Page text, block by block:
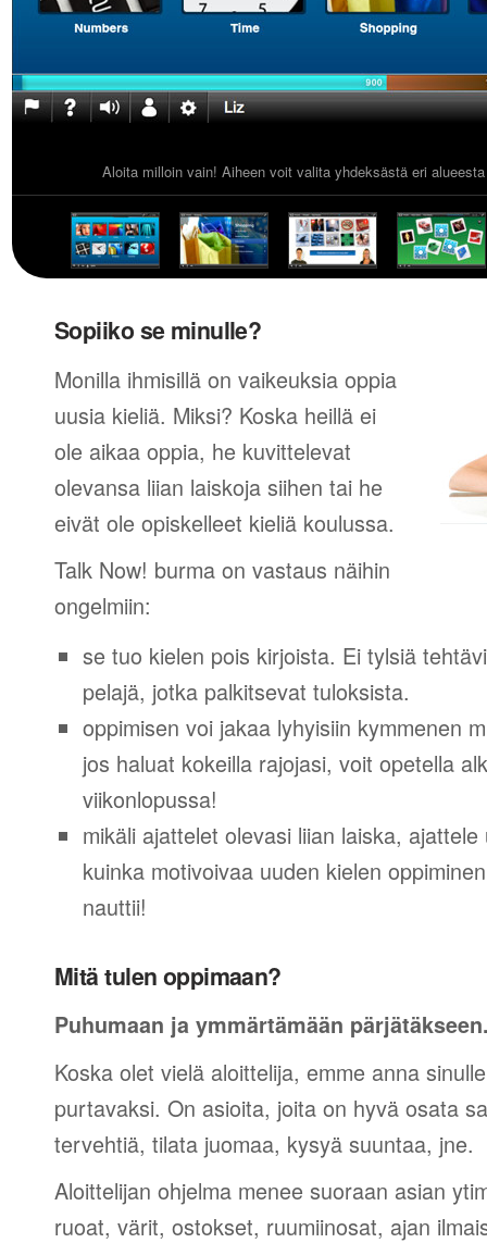
Aloita milloin vain! Aiheen voit valita yhdeksästä eri
Sopiiko se minulle?
Monilla ihmisillä on vaikeuksia oppia
uusia kieliä. Miksi? Koska heillä ei
ole aikaa oppia, he kuvittelevat
olevansa liian laiskoja siihen tai he
eivät ole opiskelleet kieliä koulussa.
Talk Now! burma on vastaus näihin
ongelmiin:
se tuo kielen pois kirjoista. Ei tylsiä
pelajä, jotka palkitsevat tuloksista.
oppimisen voi jakaa lyhyisiin kymmenen
jos haluat kokeilla rajojasi, voit opetella
viikonlopussa!
mikäli ajattelet olevasi liian laiska,
kuinka motivoivaa uuden kielen
nauttii!
Mitä tulen oppimaan?
Puhumaan ja ymmärtämään
Koska olet vielä aloittelija, emme anna
purtavaksi. On asioita, joita on hyvä osata
tervehtiä, tilata juomaa, kysyä suuntaa, jne.
Aloittelijan ohjelma menee suoraan asian
ruoat, värit, ostokset, ruumiinosat, ajan